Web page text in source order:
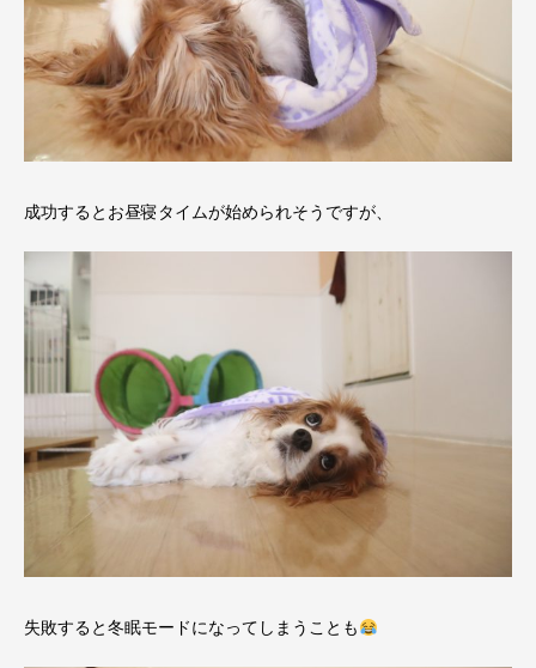
成功するとお昼寝タイムが始められそうですが、
失敗すると冬眠モードになってしまうことも